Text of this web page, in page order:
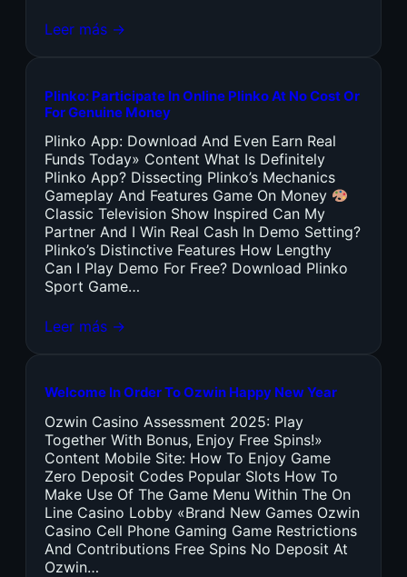
Leer más →
Plinko: Participate In Online Plinko At No Cost Or
For Genuine Money
Plinko App: Download And Even Earn Real
Funds Today» Content What Is Definitely
Plinko App? Dissecting Plinko’s Mechanics
Gameplay And Features Game On Money
Classic Television Show Inspired Can My
Partner And I Win Real Cash In Demo Setting?
Plinko’s Distinctive Features How Lengthy
Can I Play Demo For Free? Download Plinko
Sport Game…
Leer más →
Welcome In Order To Ozwin Happy New Year
Ozwin Casino Assessment 2025: Play
Together With Bonus, Enjoy Free Spins!»
Content Mobile Site: How To Enjoy Game
Zero Deposit Codes Popular Slots How To
Make Use Of The Game Menu Within The On
Line Casino Lobby «Brand New Games Ozwin
Casino Cell Phone Gaming Game Restrictions
And Contributions Free Spins No Deposit At
Ozwin…